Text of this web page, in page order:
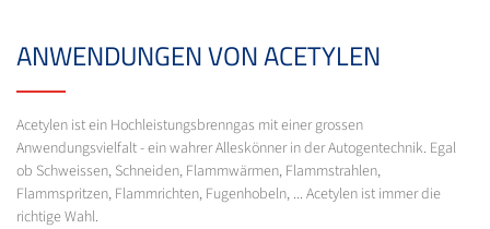
ANWENDUNGEN VON ACETYLEN
Acetylen ist ein Hochleistungsbrenngas mit einer grossen
Anwendungsvielfalt - ein wahrer Alleskönner in der Autogentechnik. Egal
ob Schweissen, Schneiden, Flammwärmen, Flammstrahlen,
Flammspritzen, Flammrichten, Fugenhobeln, ... Acetylen ist immer die
richtige Wahl.